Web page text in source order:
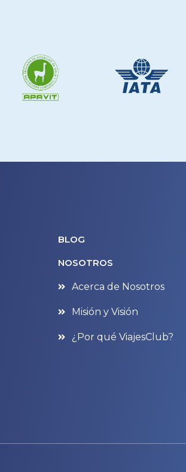
BLOG
NOSOTROS
Acerca de Nosotros
Misión y Visión
¿Por qué ViajesClub?